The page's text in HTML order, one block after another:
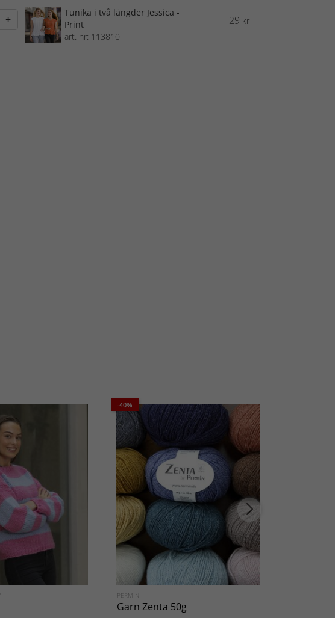
+
Tunika i två längder Jessica -
Print
art. nr: 113810
29 kr
-40%
PERMIN
Garn Zenta 50g